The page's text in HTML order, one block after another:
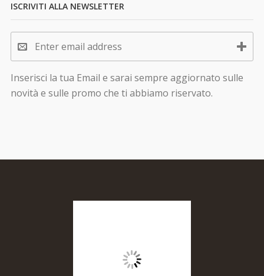
ISCRIVITI ALLA NEWSLETTER
Inserisci la tua Email e sarai sempre aggiornato sulle
novità e sulle promo che ti abbiamo riservato.